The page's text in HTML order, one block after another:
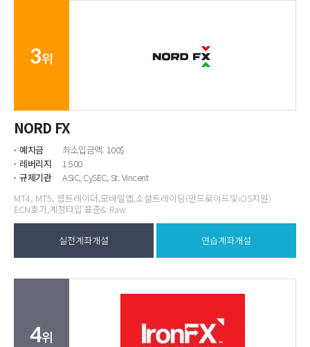
3위
NORD FX
예치금
최소입금액: 100$
레버리지
1:500
규제기관
ASIC, CySEC, St. Vincent
MT4, MT5, 웹트레이더,모바일엡,소셜트레이딩(안드로이드및iOS지원)
ECN호가,계정타입:표준& Raw
실전계좌개설 연습계좌개설
4위